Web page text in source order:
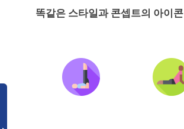
똑같은 스타일과 콘셉트의 아이콘